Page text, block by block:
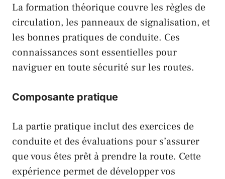
La formation théorique couvre les règles de
circulation, les panneaux de signalisation, et
les bonnes pratiques de conduite. Ces
connaissances sont essentielles pour
naviguer en toute sécurité sur les routes.
Composante pratique
La partie pratique inclut des exercices de
conduite et des évaluations pour s’assurer
que vous êtes prêt à prendre la route. Cette
expérience permet de développer vos